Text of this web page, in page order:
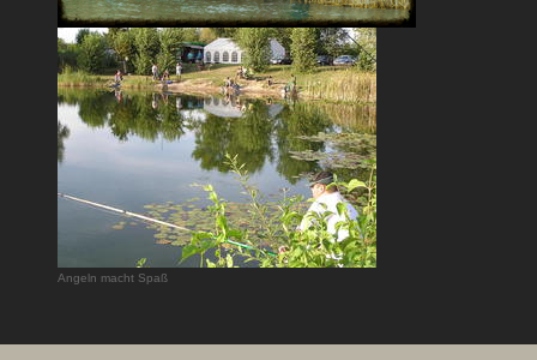
Angeln macht Spaß